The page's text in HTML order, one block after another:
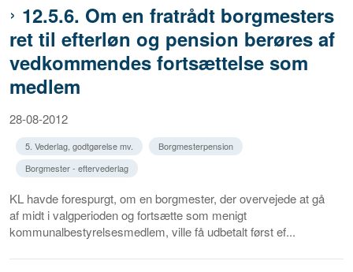
12.5.6. Om en fratrådt borgmesters
ret til efterløn og pension berøres af
vedkommendes fortsættelse som
medlem
28-08-2012
5. Vederlag, godtgørelse mv.
Borgmesterpension
Borgmester - eftervederlag
KL havde forespurgt, om en borgmester, der overvejede at gå
af midt i valgperioden og fortsætte som menigt
kommunalbestyrelsesmedlem, ville få udbetalt først ef...